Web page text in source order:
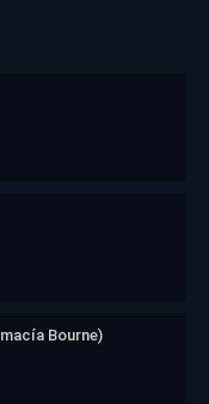
Bourne)